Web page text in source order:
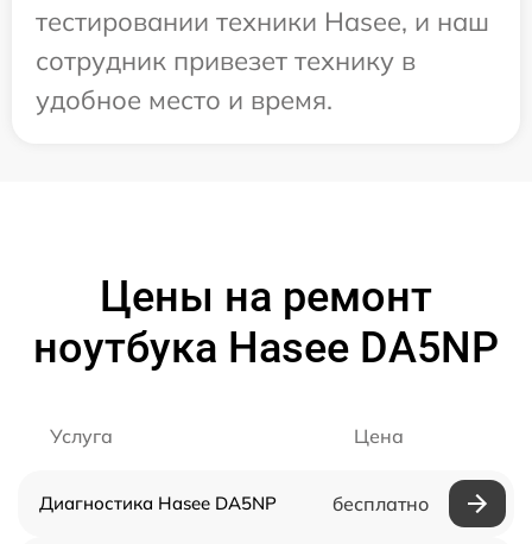
тестировании техники Hasee, и наш
сотрудник привезет технику в
удобное место и время.
Цены на ремонт
ноутбука Hasee DA5NP
Услуга Цена
Диагностика Hasee DA5NP бесплатно